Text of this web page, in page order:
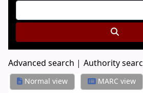
Advanced search Authority
Normal view MARC view